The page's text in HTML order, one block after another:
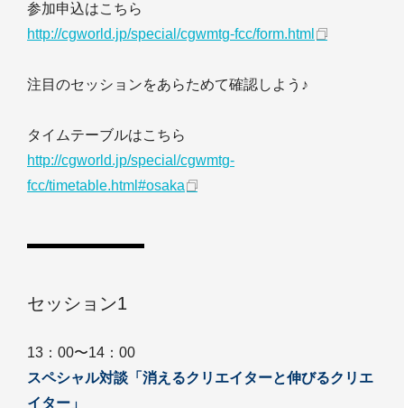
参加申込はこちら
http://cgworld.jp/special/cgwmtg-fcc/form.html
注目のセッションをあらためて確認しよう♪
タイムテーブルはこちら
http://cgworld.jp/special/cgwmtg-
fcc/timetable.html#osaka
セッション1
13：00〜14：00
スペシャル対談「消えるクリエイターと伸びるクリエ
イター」